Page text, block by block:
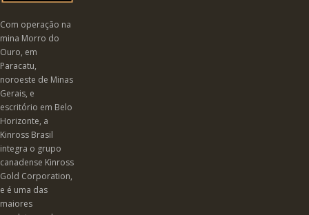
Com operação na
mina Morro do
Ouro, em
Paracatu,
noroeste de Minas
Gerais, e
escritório em Belo
Horizonte, a
Kinross Brasil
integra o grupo
canadense Kinross
Gold Corporation,
e é uma das
maiores